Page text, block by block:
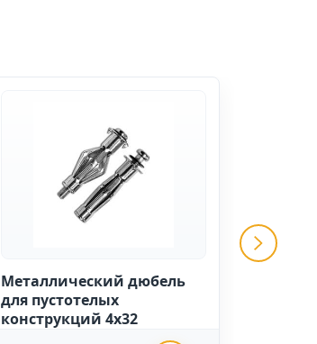
Металлический дюбель
для пустотелых
конструкций 4х32